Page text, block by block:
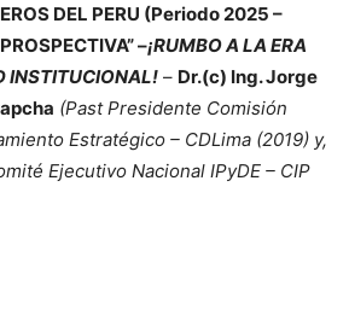
DEL PERU (Periodo 2025 –
–¡RUMBO A LA ERA
INSTITUCIONAL! – Dr.(c) Ing. Jorge
(Past Presidente Comisión
Estratégico – CDLima (2019) y,
Ejecutivo Nacional IPyDE – CIP